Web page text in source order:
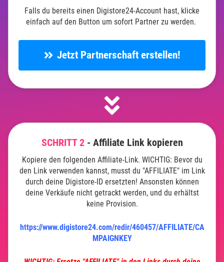
Falls du bereits einen Digistore24-Account hast, klicke
einfach auf den Button um sofort Partner zu werden.
Jetzt Partnerschaft erstellen!
SCHRITT 2- Affiliate Link kopieren
Kopiere den folgenden Affiliate-Link. WICHTIG: Bevor du
den Link verwenden kannst, musst du "AFFILIATE" im Link
durch deine Digistore-ID ersetzten! Ansonsten können
deine Verkäufe nicht getrackt werden, und du erhältst
keine Provision.
https://www.digistore24.com/redir/460457/AFFILIATE/CA
MPAIGNKEY